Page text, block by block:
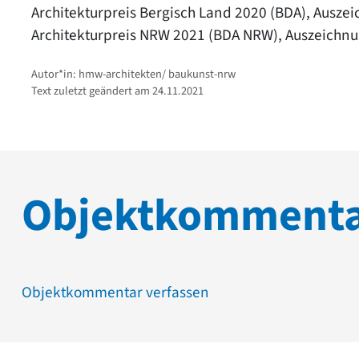
Architekturpreis Bergisch Land 2020 (BDA),
Architekturpreis NRW 2021 (BDA NRW),
Autor*in: hmw-architekten/ baukunst-nrw
Text zuletzt geändert am 24.11.2021
Objektkommentar verfassen